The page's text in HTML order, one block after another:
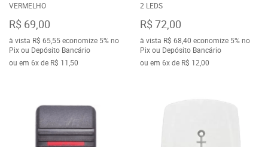
VERMELHO
R$ 69,00
à vista R$ 65,55economize 5%no
Pix ou Depósito Bancário
ou em 6xde R$ 11,50
2 LEDS
R$ 72,00
à vista R$ 68,40 economize 5%no
Pix ou Depósito Bancário
ou em 6xde R$ 12,00